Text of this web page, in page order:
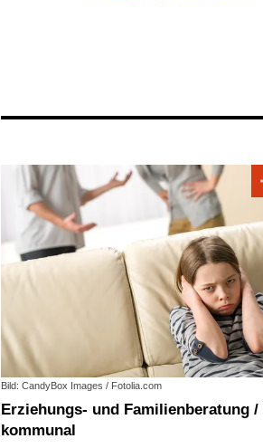
Bild: CandyBox Images / Fotolia.com
Erziehungs- und Familienberatung /
kommunal